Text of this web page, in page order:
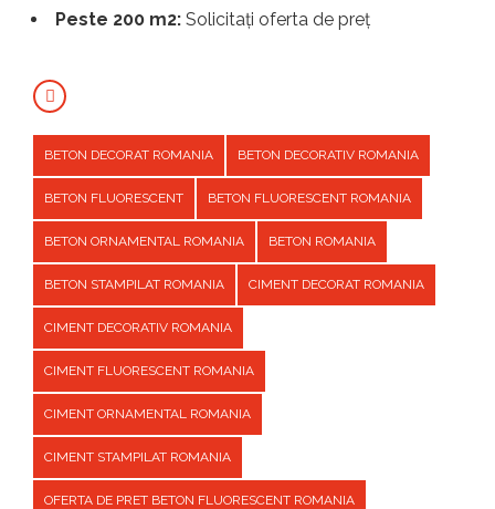
Peste 200 m2: Solicitați oferta de preț
BETON DECORAT ROMANIA BETON DECORATIV ROMANIA
BETON FLUORESCENT BETON FLUORESCENT ROMANIA
BETON ORNAMENTAL ROMANIA BETON ROMANIA
BETON STAMPILAT ROMANIA CIMENT DECORAT ROMANIA
CIMENT DECORATIV ROMANIA
CIMENT FLUORESCENT ROMANIA
CIMENT ORNAMENTAL ROMANIA
CIMENT STAMPILAT ROMANIA
OFERTA DE PRET BETON FLUORESCENT ROMANIA